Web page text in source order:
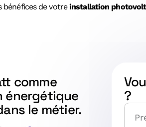
bénéfices de votreinstallation
comme
énergétique
le métier.
?